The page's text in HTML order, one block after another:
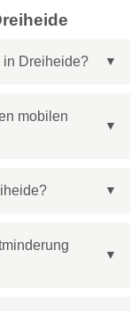
in Dreiheide?
mobilen